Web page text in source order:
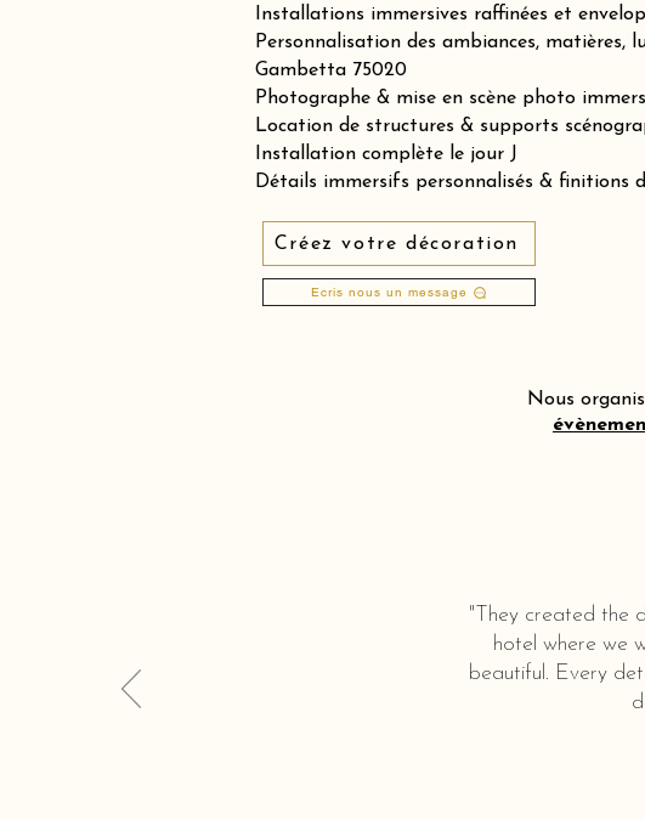
Installations immersives raffinées et
Personnalisation des ambiances, matières,
Gambetta 75020
Photographe & mise en scène photo
Location de structures & supports
Installation complète le jour J
Détails immersifs personnalisés & finitions
Créez votre décoration
Ecris nous un message
Nous
"They created the
hotel where we
beautiful. Every